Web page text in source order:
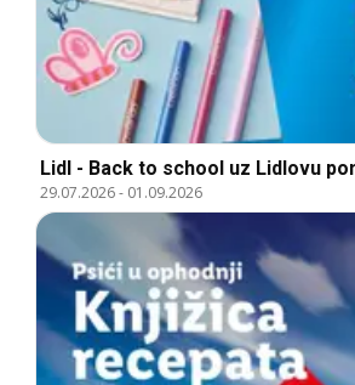
Lidl - Back to school uz Lidlovu
29.07.2026- 01.09.2026